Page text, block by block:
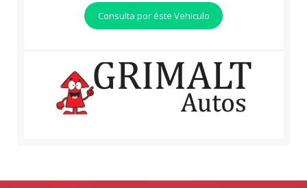
Consulta por éste Vehiculo